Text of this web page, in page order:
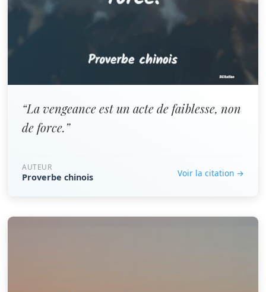
“La vengeance est un acte de faiblesse, non
de force.”
AUTEUR
Proverbe chinois Voir la citation →